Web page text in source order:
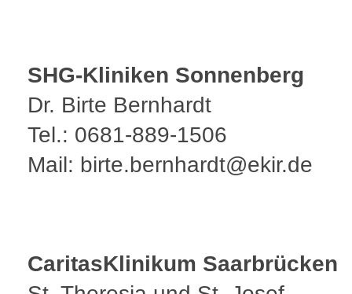
SHG-Kliniken Sonnenberg
Dr. Birte Bernhardt
Tel.: 0681-889-1506
Mail: birte.bernhardt@ekir.de
CaritasKlinikum Saarbrücken